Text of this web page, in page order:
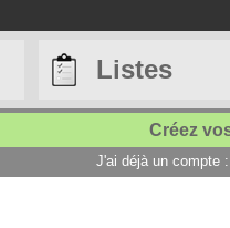
Listes
Créez
J'ai déjà un compte :